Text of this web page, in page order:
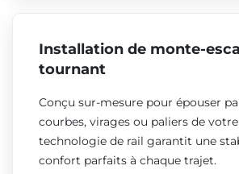
Installation de monte-
tournant
Conçu sur-mesure pour épouser
courbes, virages ou paliers de
technologie de rail garantit une
confort parfaits à chaque trajet.